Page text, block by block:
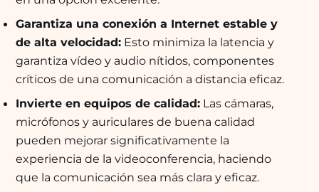
Garantiza una conexión a Internet estable y
de alta velocidad:Esto minimiza la latencia y
garantiza vídeo y audio nítidos, componentes
críticos de una comunicación a distancia eficaz.
Invierte en equipos de calidad:Las cámaras,
micrófonos y auriculares de buena calidad
pueden mejorar significativamente la
experiencia de la videoconferencia, haciendo
que la comunicación sea más clara y eficaz.